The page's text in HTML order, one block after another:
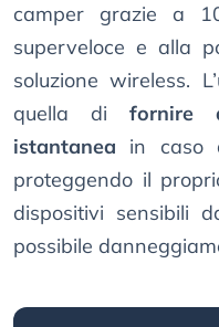
camper grazie a
superveloce e alla
soluzione wireless.
quella di fornire
istantanea in caso
proteggendo il
dispositivi sensibili
possibile